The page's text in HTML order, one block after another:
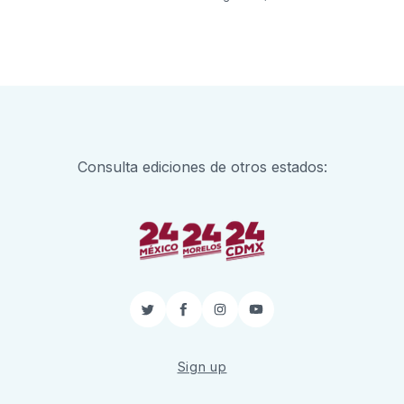
Consulta ediciones de otros estados:
TwitterFacebook
InstagramYouTube
Sign up